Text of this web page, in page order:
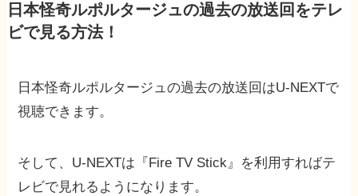
日本怪奇ルポルタージュの過去の放送回をテレ
ビで見る方法！
日本怪奇ルポルタージュの過去の放送回はU-NEXTで
視聴できます。
そして、U-NEXTは『Fire TV Stick』を利用すればテ
レビで見れるようになります。